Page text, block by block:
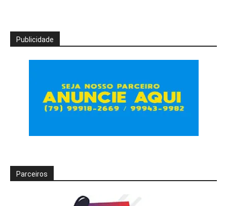
Publicidade
Parceiros